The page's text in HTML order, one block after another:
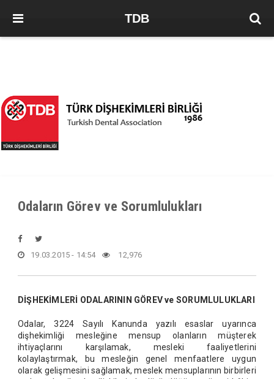
TDB
Odaların Görev ve Sorumlulukları
19.03.2015 - 14:54 12,976
DİŞHEKİMLERİ ODALARININ GÖREV ve SORUMLULUKLARI
Odalar, 3224 Sayılı Kanunda yazılı esaslar uyarınca
dişhekimliği mesleğine mensup olanların müşterek
ihtiyaçlarını karşılamak, mesleki faaliyetlerini
kolaylaştırmak, bu mesleğin genel menfaatlere uygun
olarak gelişmesini sağlamak, meslek mensuplarının birbirleri